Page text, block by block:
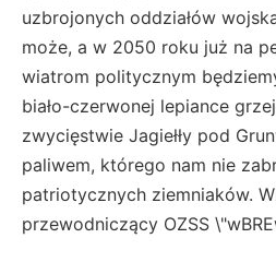
uzbrojonych oddziałów
może, a w 2050 roku już na
wiatrom politycznym
biało-czerwonej lepiance
zwycięstwie Jagiełły pod
paliwem, którego nam nie
patriotycznych ziemniaków.
przewodniczący OZSS